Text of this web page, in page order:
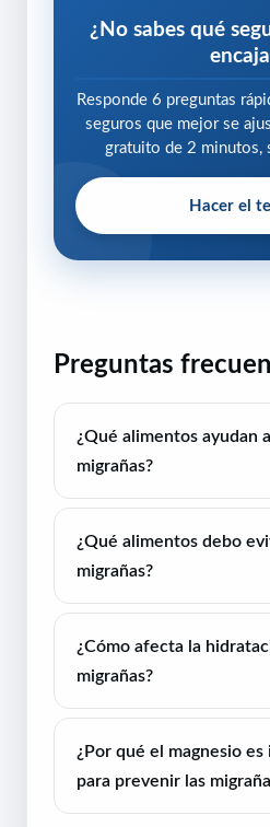
¿No sabes qué
Responde 6 preguntas
seguros que mejor se
gratuito de 2 minutos,
Hacer el
Preguntas
¿Qué alimentos ayudan
migrañas?
¿Qué alimentos debo
migrañas?
¿Cómo afecta la
migrañas?
¿Por qué el magnesio
para prevenir las